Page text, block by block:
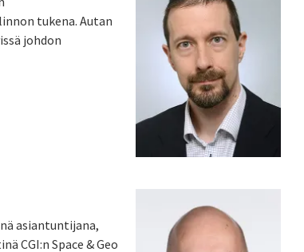
tukena. Autan
johdon
asiantuntijana,
CGI:n Space & Geo